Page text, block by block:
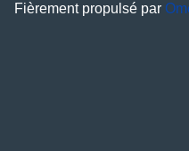
Fièrement propulsé par